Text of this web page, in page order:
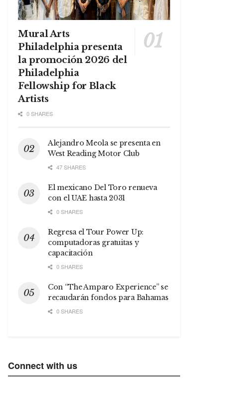
Mural Arts
Philadelphia presenta
la promoción 2026 del
Philadelphia
Fellowship for Black
Artists
0 SHARES
Alejandro Meola se presenta en
West Reading Motor Club
47 SHARES
El mexicano Del Toro renueva
con el UAE hasta 2031
0 SHARES
Regresa el Tour Power Up:
computadoras gratuitas y
capacitación
0 SHARES
Con “The Amparo Experience” se
recaudarán fondos para Bahamas
0 SHARES
Connect with us